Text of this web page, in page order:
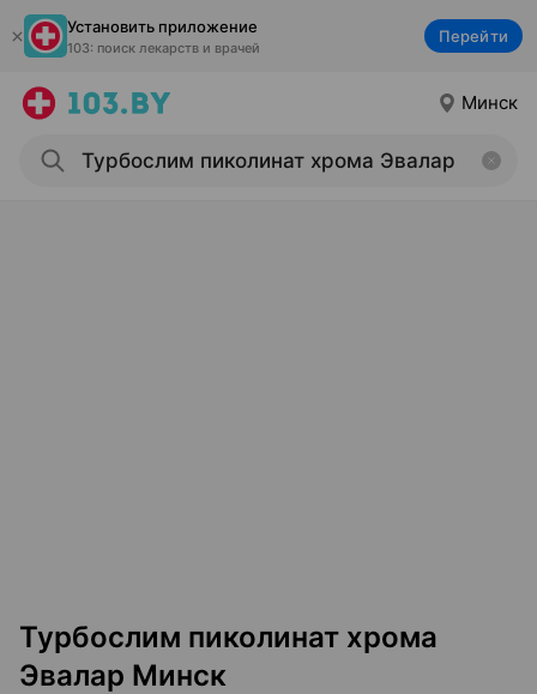
Установить приложение
103: поиск лекарств и врачей
Перейти
Минск
Турбослим пиколинат хрома
Эвалар Минск